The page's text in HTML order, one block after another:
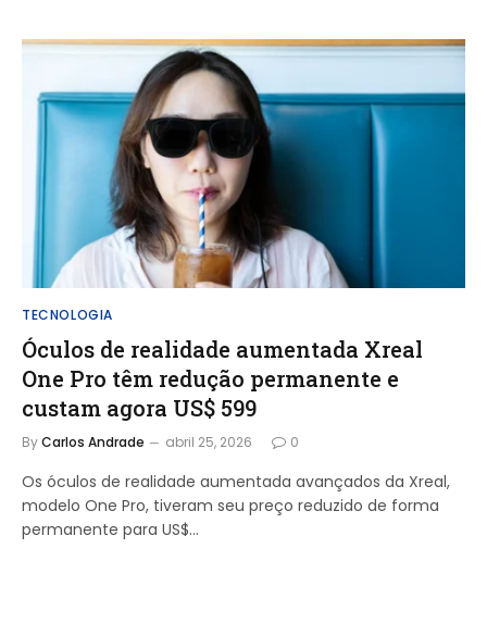
TECNOLOGIA
Óculos de realidade aumentada Xreal
One Pro têm redução permanente e
custam agora US$ 599
ByCarlos Andrade abril 25, 2026 0
Os óculos de realidade aumentada avançados da Xreal,
modelo One Pro, tiveram seu preço reduzido de forma
permanente para US$…